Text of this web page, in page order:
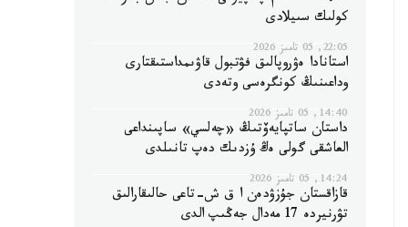
كولىك سىيلادى
22:05, 05 تامىز 2026
استانادا ەۋروپالىق فۋتبول قاۋىمداستىقتارى
وداعىنىڭ كونگرەسى وتەدى
14:40, 05 تامىز 2026
داستان ساتپايەۆتىڭ «چەلسي» ساپىنداعى
العاشقى گولى ەڭ ۇزدىك دەپ تانىلدى
14:24, 05 تامىز 2026
قازاقستان جۇزۋدەن ا ق ش-تاعى حالىقارالىق
تۋرنيردە 17 مەدال جەڭىپ الدى